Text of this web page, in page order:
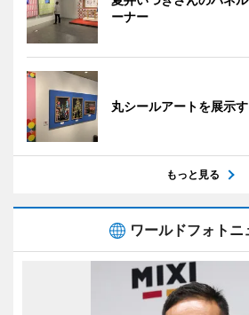
ーナー
丸シールアートを展示
もっと見る
ワールドフォトニ